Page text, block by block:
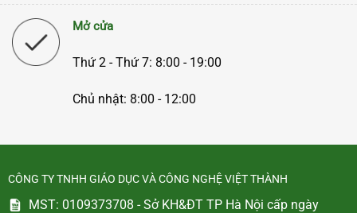
Mở cửa
Thứ 2 - Thứ 7: 8:00 - 19:00
Chủ nhật: 8:00 - 12:00
CÔNG TY TNHH GIÁO DỤC VÀ CÔNG NGHỆ VIỆT THÀNH
MST: 0109373708 - Sở KH&ĐT TP Hà Nội cấp ngày